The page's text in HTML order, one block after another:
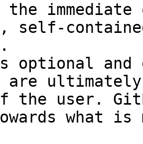
self-
optional and
are
the user.
what